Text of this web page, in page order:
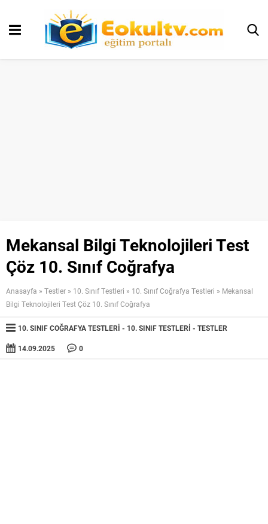
Mekansal Bilgi Teknolojileri Test
Çöz 10. Sınıf Coğrafya
Anasayfa » Testler » 10. Sınıf Testleri » 10. Sınıf Coğrafya Testleri » Mekansal
Bilgi Teknolojileri Test Çöz 10. Sınıf Coğrafya
10. SINIF COĞRAFYA TESTLERI 10. SINIF TESTLERI TESTLER
14.09.2025 0